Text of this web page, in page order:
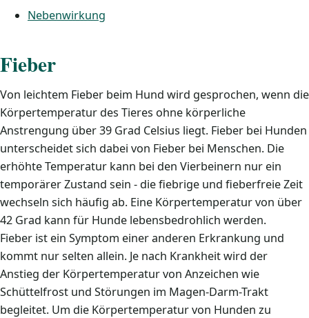
Nebenwirkung
Fieber
Von leichtem Fieber beim Hund wird gesprochen, wenn die
Körpertemperatur des Tieres ohne körperliche
Anstrengung über 39 Grad Celsius liegt. Fieber bei Hunden
unterscheidet sich dabei von Fieber bei Menschen. Die
erhöhte Temperatur kann bei den Vierbeinern nur ein
temporärer Zustand sein - die fiebrige und fieberfreie Zeit
wechseln sich häufig ab. Eine Körpertemperatur von über
42 Grad kann für Hunde lebensbedrohlich werden.
Fieber ist ein Symptom einer anderen Erkrankung und
kommt nur selten allein. Je nach Krankheit wird der
Anstieg der Körpertemperatur von Anzeichen wie
Schüttelfrost und Störungen im Magen-Darm-Trakt
begleitet. Um die Körpertemperatur von Hunden zu